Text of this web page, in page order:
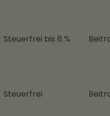
Steuerfrei bis 8 %
Steuerfrei